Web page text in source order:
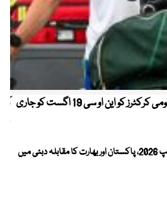
کیریبین پریمیئر لیگ ، قومی کرکٹرز کو این او سی 19 اگست کو جاری
ویمنز ایشیا کپ 2026، پاکستان اور بھارت کا مقابلہ دبئی میں